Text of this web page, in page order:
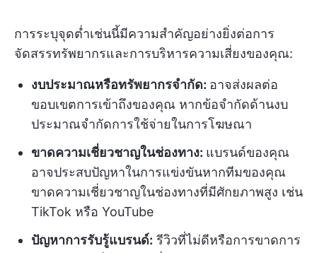
การระบุจุดต่ำเช่นนี้มีความสำคัญอย่างยิ่งต่อการ
จัดสรรทรัพยากรและการบริหารความเสี่ยงของคุณ:
งบประมาณหรือทรัพยากรจำกัด: อาจส่งผลต่อ
ขอบเขตการเข้าถึงของคุณ หากข้อจำกัดด้านงบ
ประมาณจำกัดการใช้จ่ายในการโฆษณา
ขาดความเชี่ยวชาญในช่องทาง: แบรนด์ของคุณ
อาจประสบปัญหาในการแข่งขันหากทีมของคุณ
ขาดความเชี่ยวชาญในช่องทางที่มีศักยภาพสูง เช่น
TikTok หรือ YouTube
ปัญหาการรับรู้แบรนด์: รีวิวที่ไม่ดีหรือการขาดการ